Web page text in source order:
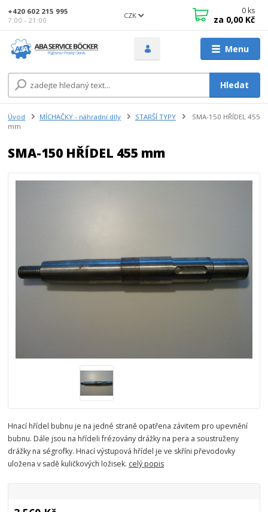
Menu
CZK
Hledat
+420 602 215 995
7:00 - 21:00
0 ks
za 0,00 Kč
Úvod MÍCHAČKY - náhradní díly STARŠÍ TYPY
SMA-150 HŘÍDEL 455
mm
SMA-150 HŘÍDEL 455 mm
Hnací hřídel bubnu je na jedné straně opatřena závitem pro upevnění
bubnu. Dále jsou na hřídeli frézovány drážky na pera a soustruženy
drážky na ségrofky. Hnací výstupová hřídel je ve skříni převodovky
uložena v sadě kuličkových ložisek. celý popis